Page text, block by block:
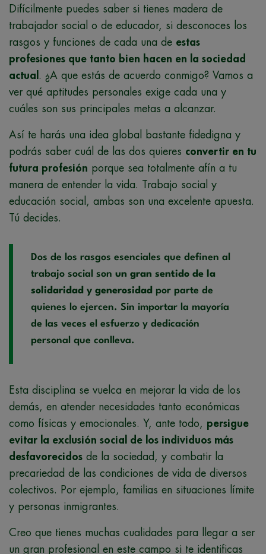
Difícilmente puedes saber si tienes madera de
trabajador social o de educador, si desconoces los
rasgos y funciones de cada una de estas
profesiones que tanto bien hacen en la sociedad
actual . ¿A que estás de acuerdo conmigo? Vamos a
ver qué aptitudes personales exige cada una y
cuáles son sus principales metas a alcanzar.
Así te harás una idea global bastante fidedigna y
podrás saber cuál de las dos quieres convertir en tu
futura profesión porque sea totalmente afín a tu
manera de entender la vida. Trabajo social y
educación social, ambas son una excelente apuesta.
Tú decides.
Dos de los rasgos esenciales que definen al
trabajo social son un gran sentido de la
solidaridad y generosidad por parte de
quienes lo ejercen. Sin importar la mayoría
de las veces el esfuerzo y dedicación
personal que conlleva.
Esta disciplina se vuelca en mejorar la vida de los
demás, en atender necesidades tanto económicas
como físicas y emocionales. Y, ante todo, persigue
evitar la exclusión social de los individuos más
desfavorecidos de la sociedad, y combatir la
precariedad de las condiciones de vida de diversos
colectivos. Por ejemplo, familias en situaciones límite
y personas inmigrantes.
Creo que tienes muchas cualidades para llegar a ser
un gran profesional en este campo si te identificas